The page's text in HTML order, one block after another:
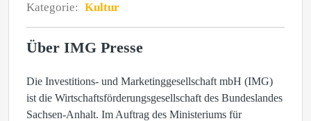
Kategorie: Kultur
Über IMG Presse
Die Investitions- und Marketinggesellschaft mbH (IMG)
ist die Wirtschaftsförderungsgesellschaft des Bundeslandes
Sachsen-Anhalt. Im Auftrag des Ministeriums für